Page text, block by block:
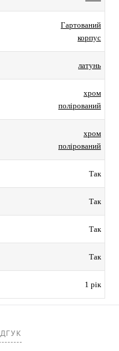
Гартований
корпус
латунь
хром
полірований
хром
полірований
Так
Так
Так
Так
1 рік